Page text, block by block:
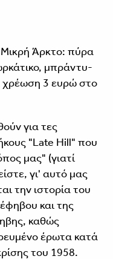
Άρκτο: πύρα
μπράντυ-
χρέωση 3 ευρώ στο
για τες
"Late Hill" που
μας" (γιατί
γι' αυτό μας
την ιστορία του
και της
καθώς
έρωτα κατά
του 1958.